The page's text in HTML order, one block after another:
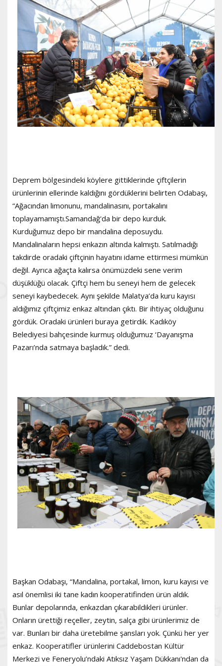
Deprem bölgesindeki köylere gittiklerinde çiftçilerin
ürünlerinin ellerinde kaldığını gördüklerini belirten Odabaşı,
“Ağacından limonunu, mandalinasını, portakalını
toplayamamıştı.Samandağ'da bir depo kurduk.
Kurduğumuz depo bir mandalina deposuydu.
Mandalinaların hepsi enkazın altında kalmıştı. Satılmadığı
takdirde oradaki çiftçinin hayatını idame ettirmesi mümkün
değil. Ayrıca ağaçta kalırsa önümüzdeki sene verim
düşüklüğü olacak. Çiftçi hem bu seneyi hem de gelecek
seneyi kaybedecek. Aynı şekilde Malatya’da kuru kayısı
aldığımız çiftçimiz enkaz altından çıktı. Bir ihtiyaç olduğunu
gördük. Oradaki ürünleri buraya getirdik. Kadıköy
Belediyesi bahçesinde kurmuş olduğumuz ‘Dayanışma
Pazarı’nda satmaya başladık.” dedi.
Başkan Odabaşı, “Mandalina, portakal, limon, kuru kayısı ve
asıl önemlisi iki tane kadın kooperatifinden ürün aldık.
Bunlar depolarında, enkazdan çıkarabildikleri ürünler.
Onların ürettiği reçeller, zeytin, salça gibi ürünlerimiz de
var. Bunları bir daha üretebilme şansları yok. Çünkü her yer
enkaz. Kooperatifler ürünlerini Caddebostan Kültür
Merkezi ve Feneryolu’ndaki Atıksız Yaşam Dükkanı'ndan da